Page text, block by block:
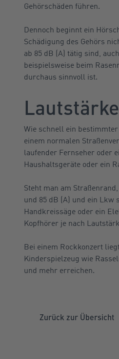
Gehörschäden führen.
Dennoch beginnt ein
Schädigung des Gehörs
ab 85 dB (A) tätig sind,
beispielsweise beim
durchaus sinnvoll ist.
Wie schnell ein
einem normalen
laufender Fernseher oder
Haushaltsgeräte oder ein
Steht man am
und 85 dB (A) und ein Lkw
Handkreissäge oder ein
Kopfhörer je nach
Bei einem Rockkonzert
Kinderspielzeug wie
und mehr erreichen.
Zurück zur Übersicht